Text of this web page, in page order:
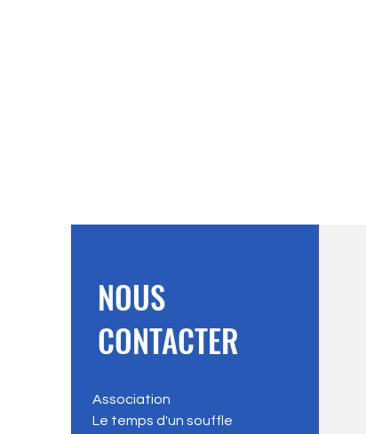
NOUS
CONTACTER
Association
Le temps d'un souffle